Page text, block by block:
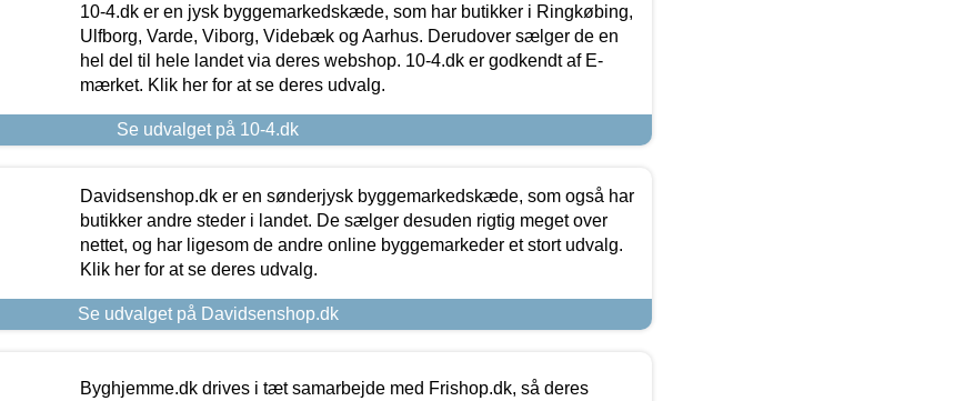
10-4.dk er en jysk byggemarkedskæde, som har butikker i Ringkøbing,
Ulfborg, Varde, Viborg, Videbæk og Aarhus. Derudover sælger de en
hel del til hele landet via deres webshop. 10-4.dk er godkendt af E-
mærket. Klik her for at se deres udvalg.
Se udvalget på 10-4.dk
Davidsenshop.dk er en sønderjysk byggemarkedskæde, som også har
butikker andre steder i landet. De sælger desuden rigtig meget over
nettet, og har ligesom de andre online byggemarkeder et stort udvalg.
Klik her for at se deres udvalg.
Se udvalget på Davidsenshop.dk
Byghjemme.dk drives i tæt samarbejde med Frishop.dk, så deres